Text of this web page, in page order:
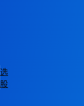
选
股